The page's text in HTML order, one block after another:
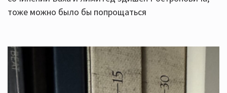
тоже можно было бы попрощаться